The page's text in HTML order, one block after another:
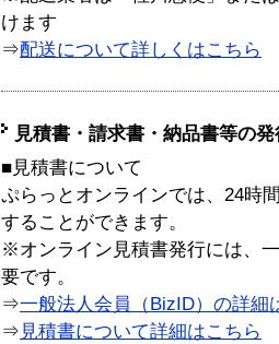
けます
⇒配送について詳しくはこちら
見積書・請求書・納品書等の
■見積書について
ぷらっとオンラインでは、24時
することができます。
※オンライン見積書発行には、
要です。
⇒一般法人会員（BizID）の詳細
⇒ 見積書について詳細はこちら